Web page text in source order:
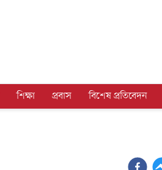
শিক্ষা প্রবাস বিশেষ প্রতিবেদন